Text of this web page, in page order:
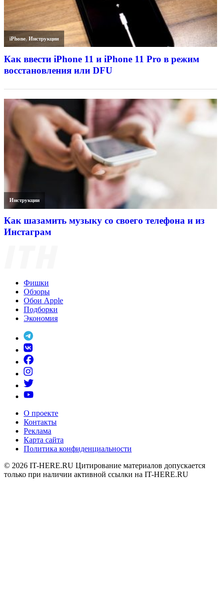
iPhone,Инструкции
Как ввести iPhone 11 и iPhone 11 Pro в режим
восстановления или DFU
Инструкции
Как шазамить музыку со своего телефона и из
Инстаграм
Фишки
Обзоры
Обои Apple
Подборки
Экономия
О проекте
Контакты
Реклама
Карта сайта
Политика конфиденциальности
© 2026 IT-HERE.RU Цитирование материалов допускается
только при наличии активной ссылки на IT-HERE.RU